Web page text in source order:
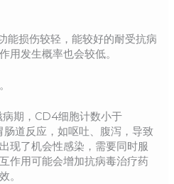
能损伤较轻，能较好的耐受抗病
用发生概率也会较低。
期，CD4细胞计数小于
道反应，如呕吐、腹泻，导致
现了机会性感染，需要同时服
作用可能会增加抗病毒治疗药
。